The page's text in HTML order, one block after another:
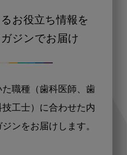
お役立ち情報を
ジンでお届け
職種（歯科医師、歯
工士）に合わせた内
ンをお届けします。